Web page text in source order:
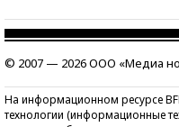
© 2007 — 2026 ООО «Медиа
На информационном ресурсе
технологии (информационные